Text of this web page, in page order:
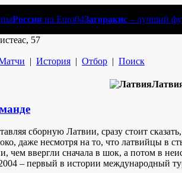
Россия на Euro04Загоракис – лучший
57
| История | Отбор | Поиск
сборную Латвии, сразу стоит
даже несмотря на то, что латвийцы в
чем ввергли сначала в шок, а потом в
– первый в истории международный